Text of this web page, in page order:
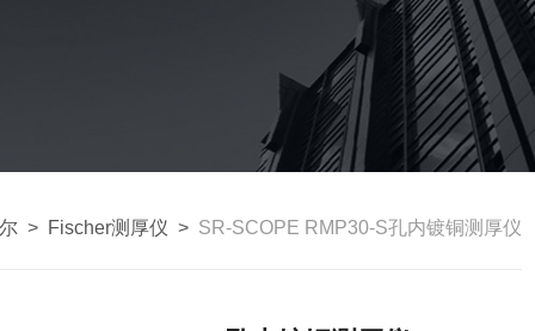
> Fischer测厚仪 > SR-SCOPE RMP30-S孔内镀铜测厚仪